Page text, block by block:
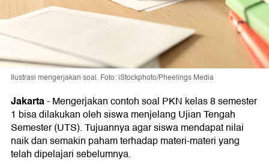
Ilustrasi mengerjakan soal. Foto: iStockphoto/Pheelings Media
Jakarta-Mengerjakan contoh soal PKN kelas 8 semester
1 bisa dilakukan oleh siswa menjelang Ujian Tengah
Semester (UTS). Tujuannya agar siswa mendapat nilai
naik dan semakin paham terhadap materi-materi yang
telah dipelajari sebelumnya.